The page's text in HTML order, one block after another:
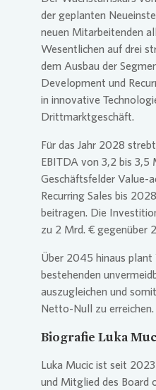
der geplanten
neuen Mitarbeitenden
Wesentlichen auf drei
dem Ausbau der
Development und
in innovative
Drittmarktgeschäft.
Für das Jahr 2028 strebt
EBITDA von 3,2 bis 3,5
Geschäftsfelder Value-
Recurring Sales bis
beitragen. Die
zu 2 Mrd. € gegenüber
Über 2045 hinaus plant
bestehenden
auszugleichen und
Netto-Null zu erreichen.
Biografie Luka
Luka Mucic ist seit
und Mitglied des Board